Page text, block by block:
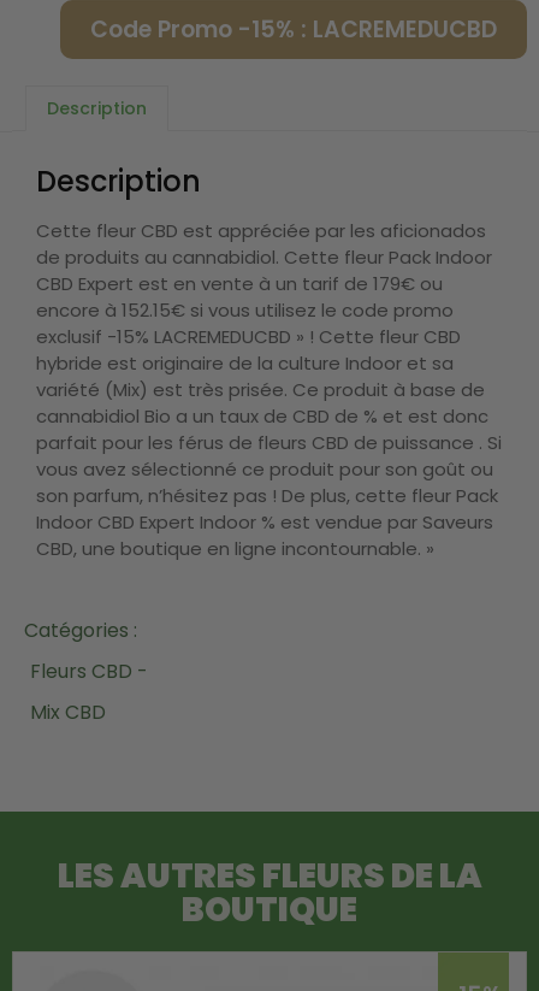
Code Promo -15% : LACREMEDUCBD
Description
Description
Cette fleur CBD est appréciée par les aficionados
de produits au cannabidiol. Cette fleur Pack Indoor
CBD Expert est en vente à un tarif de 179€ ou
encore à 152.15€ si vous utilisez le code promo
exclusif -15% LACREMEDUCBD » ! Cette fleur CBD
hybride est originaire de la culture Indoor et sa
variété (Mix) est très prisée. Ce produit à base de
cannabidiol Bio a un taux de CBD de % et est donc
parfait pour les férus de fleurs CBD de puissance . Si
vous avez sélectionné ce produit pour son goût ou
son parfum, n’hésitez pas ! De plus, cette fleur Pack
Indoor CBD Expert Indoor % est vendue par Saveurs
CBD, une boutique en ligne incontournable. »
Catégories :
Fleurs CBD -
Mix CBD
LES AUTRES FLEURS DE LA
BOUTIQUE